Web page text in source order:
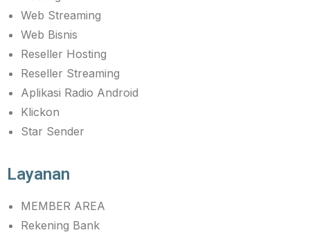
Web Streaming
Web Bisnis
Reseller Hosting
Reseller Streaming
Aplikasi Radio Android
Klickon
Star Sender
Layanan
MEMBER AREA
Rekening Bank